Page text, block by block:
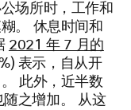
场所时，工作和
。 休息时间和
2021 年 7 月的
表示，自从开
此外，近半数
之增加。 从这